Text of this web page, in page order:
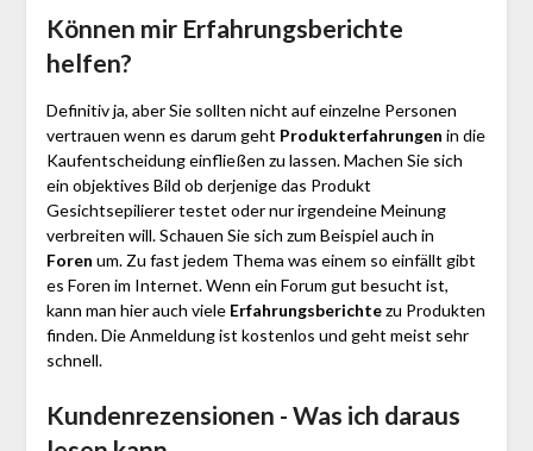
Können mir Erfahrungsberichte
helfen?
Definitiv ja, aber Sie sollten nicht auf einzelne Personen
vertrauen wenn es darum geht Produkterfahrungen in die
Kaufentscheidung einfließen zu lassen. Machen Sie sich
ein objektives Bild ob derjenige das Produkt
Gesichtsepilierer testet oder nur irgendeine Meinung
verbreiten will. Schauen Sie sich zum Beispiel auch in
Foren um. Zu fast jedem Thema was einem so einfällt gibt
es Foren im Internet. Wenn ein Forum gut besucht ist,
kann man hier auch viele Erfahrungsberichtezu Produkten
finden. Die Anmeldung ist kostenlos und geht meist sehr
schnell.
Kundenrezensionen - Was ich daraus